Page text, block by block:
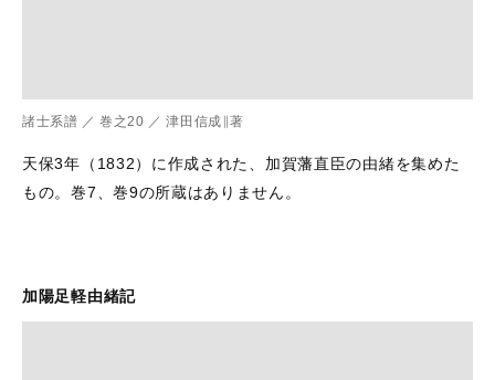
諸士系譜 ／ 巻之20 ／ 津田信成∥著
天保3年（1832）に作成された、加賀藩直臣の由緒を集めた
もの。巻7、巻9の所蔵はありません。
加陽足軽由緒記